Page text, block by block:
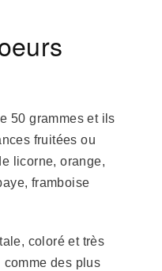
50 grammes et ils
fruitées ou
licorne, orange,
framboise
coloré et très
des plus